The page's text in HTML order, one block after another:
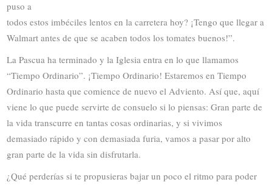
puso a
todos estos imbéciles lentos en la carretera hoy? ¡Tengo que llegar a
Walmart antes de que se acaben todos los tomates buenos!”.
La Pascua ha terminado y la Iglesia entra en lo que llamamos
“Tiempo Ordinario”. ¡Tiempo Ordinario! Estaremos en Tiempo
Ordinario hasta que comience de nuevo el Adviento. Así que, aquí
viene lo que puede servirte de consuelo si lo piensas: Gran parte de
la vida transcurre en tantas cosas ordinarias, y si vivimos
demasiado rápido y con demasiada furia, vamos a pasar por alto
gran parte de la vida sin disfrutarla.
¿Qué perderías si te propusieras bajar un poco el ritmo para poder